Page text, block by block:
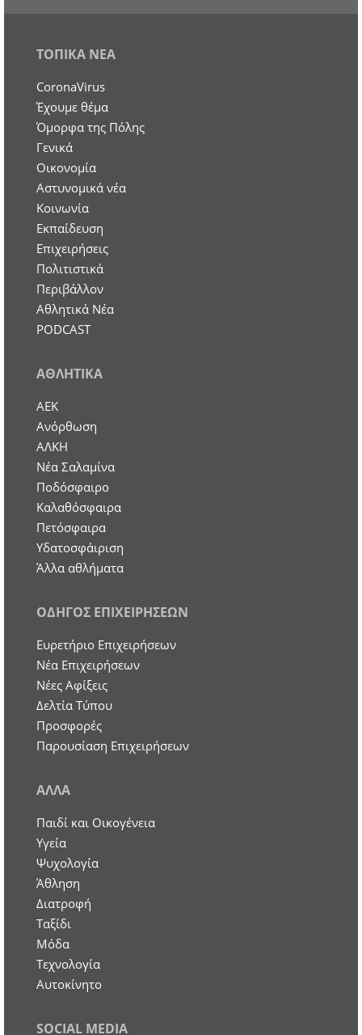
ΤΟΠΙΚΑ ΝΕΑ
CoronaVirus
Έχουμε θέμα
Όμορφα της Πόλης
Γενικά
Οικονομία
Aστυνομικά νέα
Κοινωνία
Εκπαίδευση
Επιχειρήσεις
Πολιτιστικά
Περιβάλλον
Αθλητικά Νέα
PODCAST
ΑΘΛΗΤΙΚΑ
ΑΕΚ
Ανόρθωση
ΑΛΚΗ
Νέα Σαλαμίνα
Ποδόσφαιρο
Καλαθόσφαιρα
Πετόσφαιρα
Υδατοσφάιριση
Άλλα αθλήματα
ΟΔΗΓΟΣ ΕΠΙΧΕΙΡΗΣΕΩΝ
Ευρετήριο Επιχειρήσεων
Nέα Επιχειρήσεων
Νέες Αφίξεις
Δελτία Τύπου
Προσφορές
Παρουσίαση Επιχειρήσεων
ΑΛΛΑ
Παιδί και Οικογένεια
Υγεία
Ψυχολογία
Άθληση
Διατροφή
Ταξίδι
Μόδα
Τεχνολογία
Αυτοκίνητο
SOCIAL MEDIA